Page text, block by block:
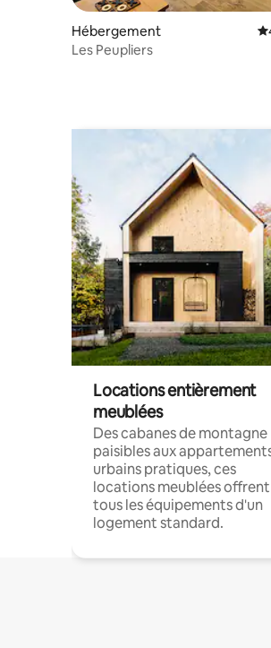
Hébergement
Les Peupliers
Locations entièrement
meublées
Des cabanes de montagne
paisibles aux
urbains pratiques, ces
locations meublées offrent
tous les équipements d'un
logement standard.